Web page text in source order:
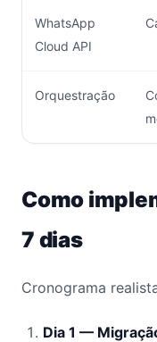
WhatsApp
Cloud API
Orquestração
Como
7 dias
Cronograma
Dia 1 —